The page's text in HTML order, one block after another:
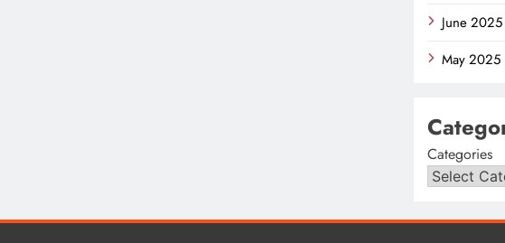
June 2025
May 2025
Categories